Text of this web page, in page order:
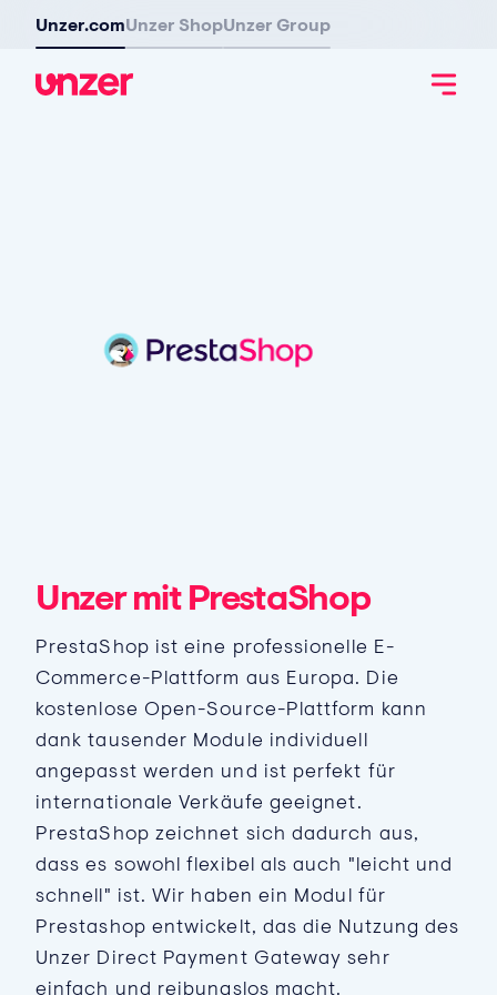
Unzer.comUnzer ShopUnzer Group
Unzer mit PrestaShop
PrestaShop ist eine professionelle E-
Commerce-Plattform aus Europa. Die
kostenlose Open-Source-Plattform kann
dank tausender Module individuell
angepasst werden und ist perfekt für
internationale Verkäufe geeignet.
PrestaShop zeichnet sich dadurch aus,
dass es sowohl flexibel als auch "leicht und
schnell" ist. Wir haben ein Modul für
Prestashop entwickelt, das die Nutzung des
Unzer Direct Payment Gateway sehr
einfach und reibungslos macht.